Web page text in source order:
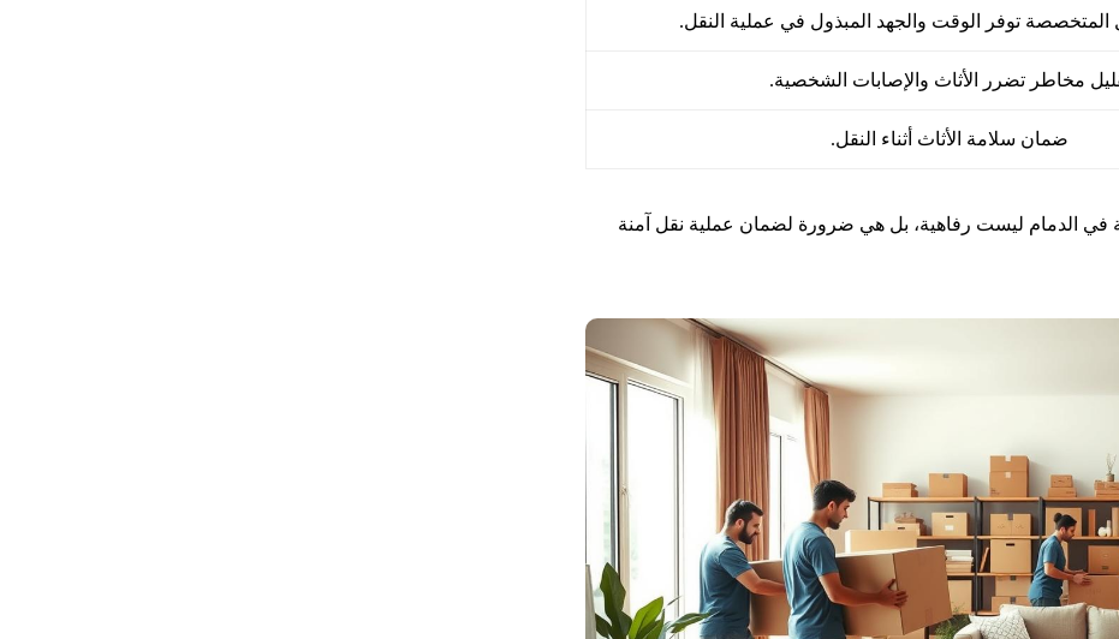
توفر الوقت والجهد المبذول في عملية النقل.
مخاطر تضرر الأثاث والإصابات الشخصية.
ضمان سلامة الأثاث أثناء النقل.
في الدمام ليست رفاهية، بل هي ضرورة لضمان عملية نقل آمنة